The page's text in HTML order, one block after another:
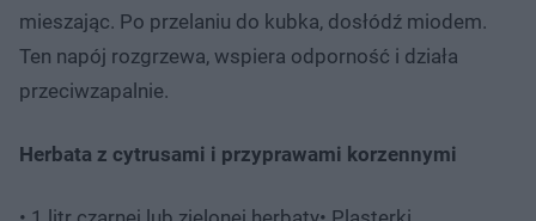
mieszając. Po przelaniu do kubka, dosłódź miodem.
Ten napój rozgrzewa, wspiera odporność i działa
przeciwzapalnie.
Herbata z cytrusami i przyprawami korzennymi